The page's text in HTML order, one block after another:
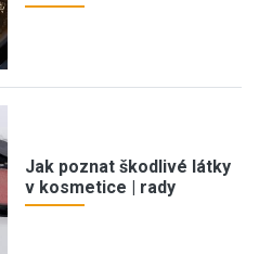
Jak poznat škodlivé látky
v kosmetice | rady